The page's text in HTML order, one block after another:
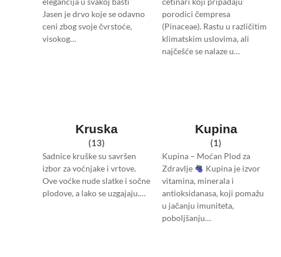
Jasen je drvo koje se odavno
ceni zbog svoje čvrstoće,
visokog…
porodici čempresa
(Pinaceae). Rastu u različitim
klimatskim uslovima, ali
najčešće se nalaze u…
Kruska
(13)
Sadnice kruške su savršen
izbor za voćnjake i vrtove.
Ove voćke nude slatke i sočne
plodove, a lako se uzgajaju.…
Kupina
(1)
Kupina – Moćan Plod za
Zdravlje
Kupina je izvor
vitamina, minerala i
antioksidanasa, koji pomažu
u jačanju imuniteta,
poboljšanju…